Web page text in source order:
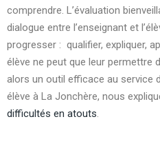
comprendre. L’évaluation
dialogue entre l’enseignant et
progresser : qualifier, expliquer,
élève ne peut que leur permettre
alors un outil efficace au service
élève à La Jonchère, nous
difficultés en atouts.